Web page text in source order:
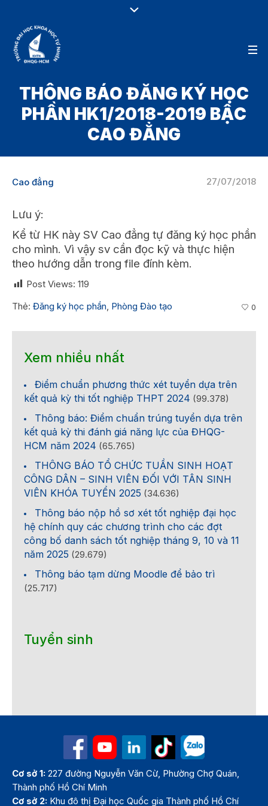
THÔNG BÁO ĐĂNG KÝ HỌC
PHẦN HK1/2018-2019 BẬC
CAO ĐẲNG
27/07/2018
Cao đẳng
Lưu ý:
Kể từ HK này SV Cao đẳng tự đăng ký học phần
cho mình. Vì vậy sv cần đọc kỹ và thực hiện
theo hướng dẫn trong file đính kèm.
Post Views: 119
Thẻ: Đăng ký học phần, Phòng Đào tạo 0
Xem nhiều nhất
Điểm chuẩn phương thức xét tuyển dựa trên
kết quả kỳ thi tốt nghiệp THPT 2024 (99.378)
Thông báo: Điểm chuẩn trúng tuyển dựa trên
kết quả kỳ thi đánh giá năng lực của ĐHQG-
HCM năm 2024 (65.765)
THÔNG BÁO TỔ CHỨC TUẦN SINH HOẠT
CÔNG DÂN – SINH VIÊN ĐỐI VỚI TÂN SINH
VIÊN KHÓA TUYỂN 2025 (34.636)
Thông báo nộp hồ sơ xét tốt nghiệp đại học
hệ chính quy các chương trình cho các đợt
công bố danh sách tốt nghiệp tháng 9, 10 và 11
năm 2025 (29.679)
Thông báo tạm dừng Moodle để bảo trì
(25.717)
Tuyển sinh
Cơ sở 1: 227 đường Nguyễn Văn Cừ, Phường Chợ Quán,
Thành phố Hồ Chí Minh
Cơ sở 2: Khu đô thị Đại học Quốc gia Thành phố Hồ Chí